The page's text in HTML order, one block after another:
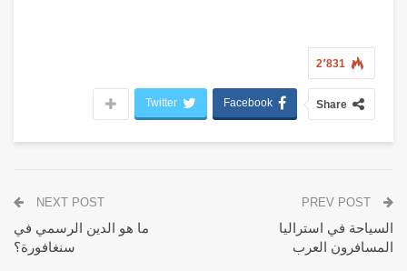
2٬831
Share
Facebook
Twitter
السياحة في استراليا
المسافرون العرب
NEXT POST
ما هو الدين الرسمي في
سنغافورة؟